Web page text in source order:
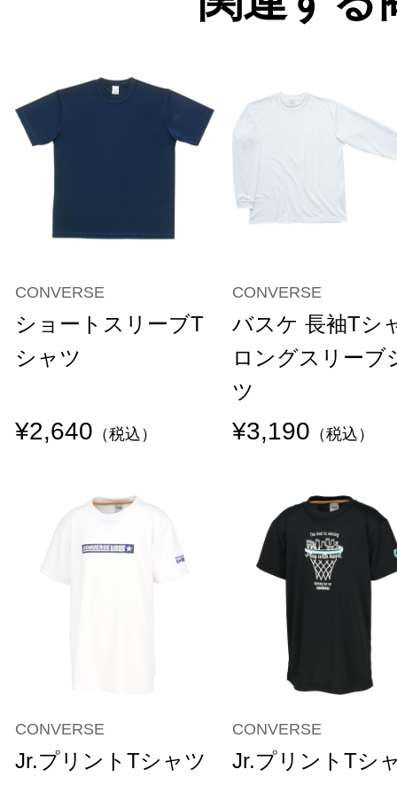
CONVERSE
ショートスリーブT
シャツ
¥2,640 （税込）
CONVERSE
バスケ 長袖Tシ
ロングスリーブ
ツ
¥3,190 （税込）
CONVERSE
Jr.プリントTシャツ
CONVERSE
Jr.プリントTシ